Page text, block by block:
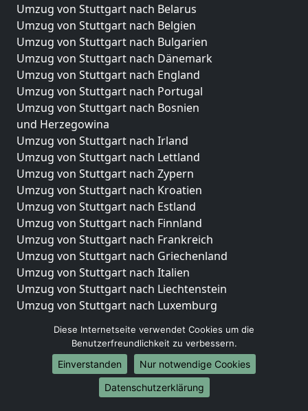
Umzug von Stuttgart nach Belarus
Umzug von Stuttgart nach Belgien
Umzug von Stuttgart nach Bulgarien
Umzug von Stuttgart nach Dänemark
Umzug von Stuttgart nach England
Umzug von Stuttgart nach Portugal
Umzug von Stuttgart nach Bosnien
und Herzegowina
Umzug von Stuttgart nach Irland
Umzug von Stuttgart nach Lettland
Umzug von Stuttgart nach Zypern
Umzug von Stuttgart nach Kroatien
Umzug von Stuttgart nach Estland
Umzug von Stuttgart nach Finnland
Umzug von Stuttgart nach Frankreich
Umzug von Stuttgart nach Griechenland
Umzug von Stuttgart nach Italien
Umzug von Stuttgart nach Liechtenstein
Umzug von Stuttgart nach Luxemburg
Umzug von Stuttgart nach Norwegen
Umzüge-Deutschlandweit
Umzug von Stuttgart nach Berlin
Diese Internetseite verwendet Cookies um die
Benutzerfreundlichkeit zu verbessern.
Einverstanden
Nur notwendige Cookies
Datenschutzerklärung